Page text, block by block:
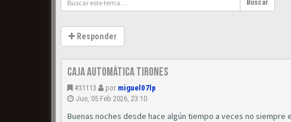
Buscar
Responder
Caja automática tirones
#31113 por miguel07lp
Jue, 05 Feb 2026, 23:10
Buenas noches desde hace algún tiempo a veces no siempre